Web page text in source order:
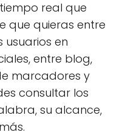
real que
que quieras entre
usuarios en
entre blog,
marcadores y
consultar los
su alcance,